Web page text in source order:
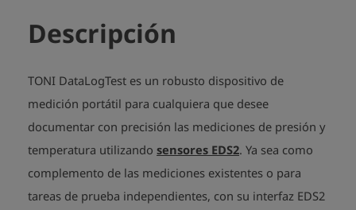
Descripción
TONI DataLogTest es un robusto dispositivo de
medición portátil para cualquiera que desee
documentar con precisión las mediciones de presión y
temperatura utilizando sensores EDS2. Ya sea como
complemento de las mediciones existentes o para
tareas de prueba independientes, con su interfaz EDS2